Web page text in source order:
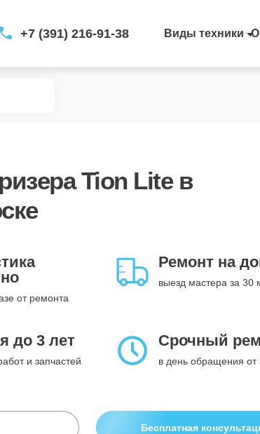
+7 (391) 216-91-38 Виды техники О
Tion Liteв
от ремонта
Ремонт на
выезд мастера за 30
до 3 лет
и запчастей
Срочный
в день обращения от
Бесплатная